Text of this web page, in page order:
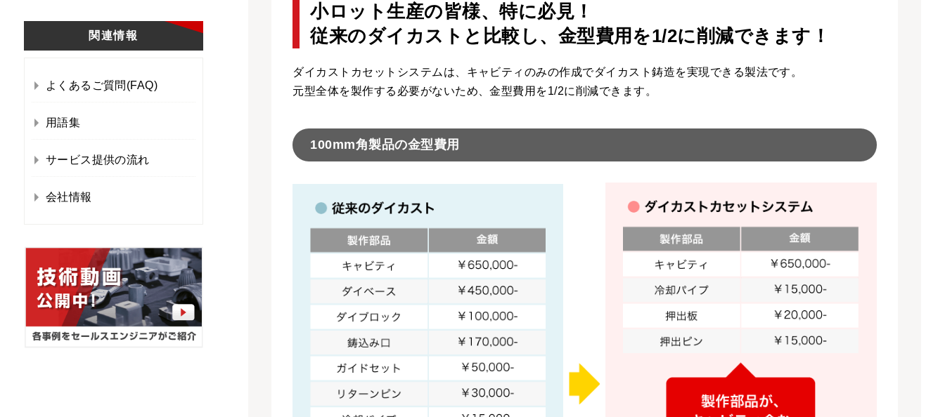
小ロット生産の皆様、特に必見！
従来のダイカストと比較し、金型費用を1/2に削減できます！
ダイカストカセットシステムは、キャビティのみの作成でダイカスト鋳造を実現できる製法です。
元型全体を製作する必要がないため、金型費用を1/2に削減できます。
100mm角製品の金型費用
関連情報
よくあるご質問(FAQ)
用語集
サービス提供の流れ
会社情報